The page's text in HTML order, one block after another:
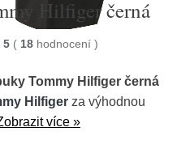
Hilfiger černá
5 ( 18 hodnocení )
Tommy Hilfiger černá
Hilfiger za výhodnou
více »